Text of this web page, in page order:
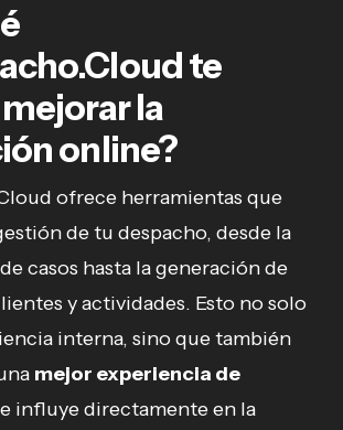
te
la
online?
ofrece herramientas que
de tu despacho, desde la
casos hasta la generación de
y actividades. Esto no solo
interna, sino que también
mejor experiencia de
influye directamente en la